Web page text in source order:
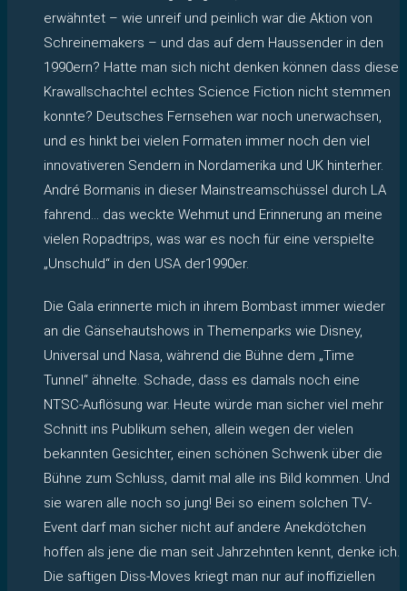
erwähntet – wie unreif und peinlich war die Aktion von
Schreinemakers – und das auf dem Haussender in den
1990ern? Hatte man sich nicht denken können dass diese
Krawallschachtel echtes Science Fiction nicht stemmen
konnte? Deutsches Fernsehen war noch unerwachsen,
und es hinkt bei vielen Formaten immer noch den viel
innovativeren Sendern in Nordamerika und UK hinterher.
André Bormanis in dieser Mainstreamschüssel durch LA
fahrend… das weckte Wehmut und Erinnerung an meine
vielen Ropadtrips, was war es noch für eine verspielte
„Unschuld“ in den USA der1990er.
Die Gala erinnerte mich in ihrem Bombast immer wieder
an die Gänsehautshows in Themenparks wie Disney,
Universal und Nasa, während die Bühne dem „Time
Tunnel“ ähnelte. Schade, dass es damals noch eine
NTSC-Auflösung war. Heute würde man sicher viel mehr
Schnitt ins Publikum sehen, allein wegen der vielen
bekannten Gesichter, einen schönen Schwenk über die
Bühne zum Schluss, damit mal alle ins Bild kommen. Und
sie waren alle noch so jung! Bei so einem solchen TV-
Event darf man sicher nicht auf andere Anekdötchen
hoffen als jene die man seit Jahrzehnten kennt, denke ich.
Die saftigen Diss-Moves kriegt man nur auf inoffiziellen